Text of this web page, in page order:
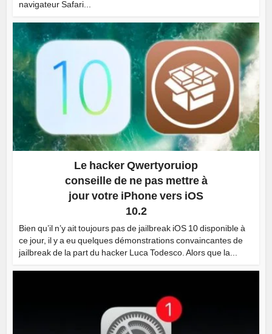
navigateur Safari...
Le hacker Qwertyoruiop
conseille de ne pas mettre à
jour votre iPhone vers iOS
10.2
Bien qu’il n’y ait toujours pas de jailbreak iOS 10 disponible à
ce jour, il y a eu quelques démonstrations convaincantes de
jailbreak de la part du hacker Luca Todesco. Alors que la...